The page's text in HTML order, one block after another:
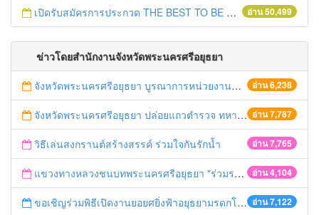
อ่าน 50,499
เปิดรับสมัครการประกวด THE BEST TO BE NUMBER ONE
ข่าวโดยสำนักงานจังหวัดพระนครศรีอยุธยา
อ่าน 6,238
จังหวัดพระนครศรีอยุธยา บูรณาการหน่วยงานที่เกี่ยวข้อง ลงพื้นที่จัดระเบียบและดำเนินมาตรการตามบทลงโทษสูงสุดกับผู้ประกอบการร้านค้าที่ยังฝ่าฝืนตั้งร้านค้ารุกล้ำเขตพื้นที่ทางหลวง เตรียมความปลอดภัยก่อนเทศกาลสงกรานต์
อ่าน 7,787
จังหวัดพระนครศรีอยุธยา ปล่อยแถวตำรวจ ทหาร ฝ่ายปกครอง กว่า 100 นาย ตรวจเข้มท่ารถสาธารณะ สถานีขนส่งรถโดยสาร วินรถตู้ และสถานีรถไฟ เตรียมรับมือเทศกาลสงกรานต์
อ่าน 7,765
วิธีเล่นสงกรานต์สร้างสรรค์ ร่วมใจกันรักน้ำ
อ่าน 4,104
แขวงทางหลวงชนบทพระนครศรีอยุธยา "ร่วมรณรงค์ ขับช้า เปิดไฟหน้า คาดเข็มขัด" เทศกาลสงกรานต์ ปี 2561
อ่าน 7,122
ขอเชิญร่วมพิธีเปิดงานยอยศยิ่งฟ้าอยุธยามรดกโลก